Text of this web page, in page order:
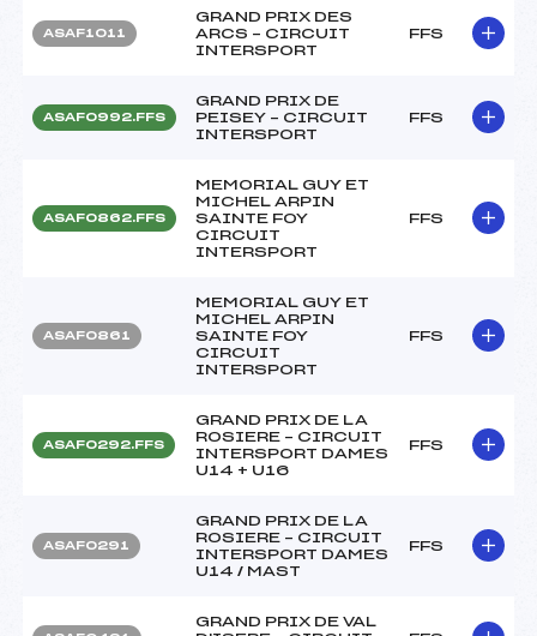
ASAF1011
GRAND PRIX DES
ARCS – CIRCUIT
INTERSPORT
FFS
ASAF0992.FFS
GRAND PRIX DE
PEISEY – CIRCUIT
INTERSPORT
FFS
ASAF0862.FFS
MEMORIAL GUY ET
MICHEL ARPIN
SAINTE FOY
CIRCUIT
INTERSPORT
FFS
ASAF0861
MEMORIAL GUY ET
MICHEL ARPIN
SAINTE FOY
CIRCUIT
INTERSPORT
FFS
ASAF0292.FFS
GRAND PRIX DE LA
ROSIERE – CIRCUIT
INTERSPORT DAMES
U14 + U16
FFS
ASAF0291
GRAND PRIX DE LA
ROSIERE – CIRCUIT
INTERSPORT DAMES
U14 / MAST
FFS
GRAND PRIX DE VAL